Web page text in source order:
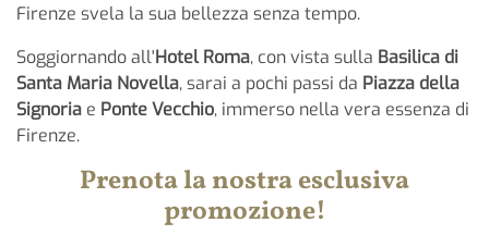
Firenze svela la sua bellezza senza tempo.
Soggiornando all'Hotel Roma, con vista sulla Basilica di
Santa Maria Novella, sarai a pochi passi da Piazza della
Signoria e Ponte Vecchio, immerso nella vera essenza di
Firenze.
Prenota la nostra esclusiva
promozione!